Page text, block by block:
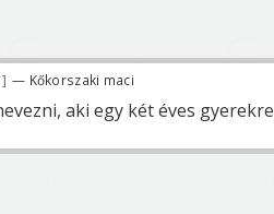
— Kőkorszaki maci
aki egy két éves